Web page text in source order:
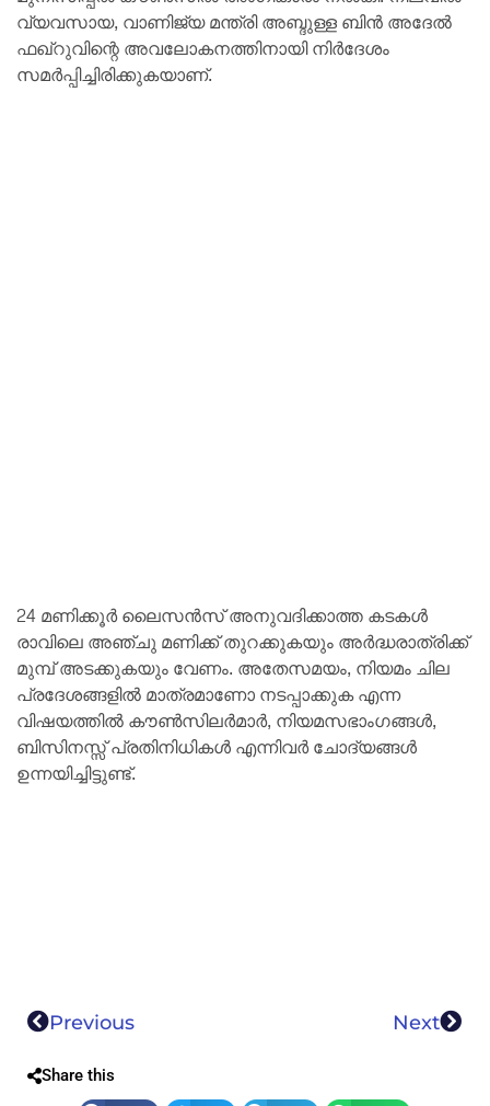
വ്യവസായ, വാണിജ്യ മന്ത്രി അബ്ദുള്ള ബിന്‍ അദേല്‍
ഫഖ്റുവിന്റെ അവലോകനത്തിനായി നിര്‍ദേശം
സമര്‍പ്പിച്ചിരിക്കുകയാണ്.
24 മണിക്കൂര്‍ ലൈസന്‍സ് അനുവദിക്കാത്ത കടകള്‍
രാവിലെ അഞ്ചു മണിക്ക് തുറക്കുകയും അര്‍ദ്ധരാത്രിക്ക്
മുമ്പ് അടക്കുകയും വേണം. അതേസമയം, നിയമം ചില
പ്രദേശങ്ങളില്‍ മാത്രമാണോ നടപ്പാക്കുക എന്ന
വിഷയത്തില്‍ കൗണ്‍സിലര്‍മാര്‍, നിയമസഭാംഗങ്ങള്‍,
ബിസിനസ്സ് പ്രതിനിധികള്‍ എന്നിവര്‍ ചോദ്യങ്ങള്‍
ഉന്നയിച്ചിട്ടുണ്ട്.
Previous Next
Share this